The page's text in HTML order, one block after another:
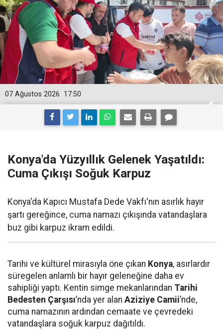
17:50
07 Ağustos 2026
Konya'da Yüzyıllık Gelenek Yaşatıldı:
Cuma Çıkışı Soğuk Karpuz
Konya'da Kapıcı Mustafa Dede Vakfı'nın asırlık hayır
şartı gereğince, cuma namazı çıkışında vatandaşlara
buz gibi karpuz ikram edildi.
Tarihi ve kültürel mirasıyla öne çıkan Konya, asırlardır
süregelen anlamlı bir hayır geleneğine daha ev
sahipliği yaptı. Kentin simge mekanlarından Tarihi
Bedesten Çarşısı’nda yer alan Aziziye Camii’nde,
cuma namazının ardından cemaate ve çevredeki
vatandaşlara soğuk karpuz dağıtıldı.